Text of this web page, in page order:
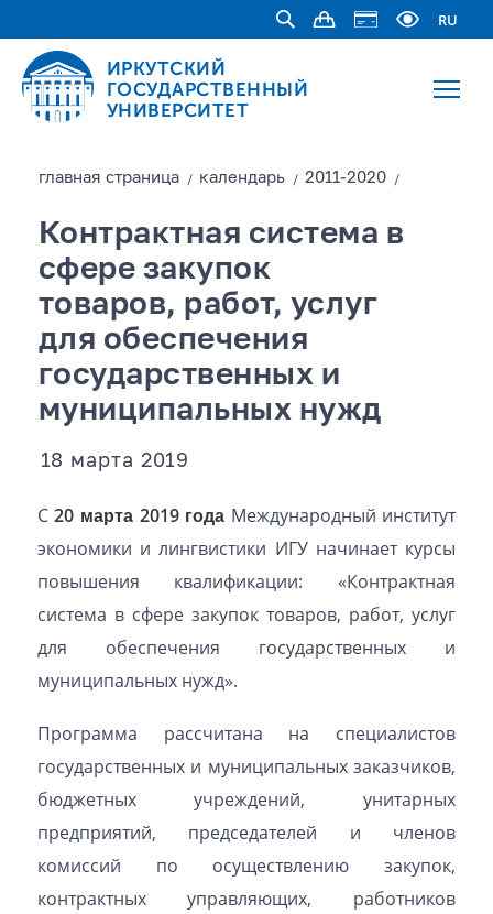
RU
ИРКУТСКИЙ
ГОСУДАРСТВЕННЫЙ
УНИВЕРСИТЕТ
главная страницa / календарь / 2011-2020 /
Контрактная система в
сфере закупок
товаров, работ, услуг
для обеспечения
государственных и
муниципальных нужд
18 марта 2019
С20 марта 2019 года Международный институт
экономики и лингвистики ИГУ начинает курсы
повышения квалификации: «Контрактная
система в сфере закупок товаров, работ, услуг
для обеспечения государственных и
муниципальных нужд».
Программа рассчитана на специалистов
государственных и муниципальных заказчиков,
бюджетных учреждений, унитарных
предприятий, председателей и членов
комиссий по осуществлению закупок,
контрактных управляющих, работников